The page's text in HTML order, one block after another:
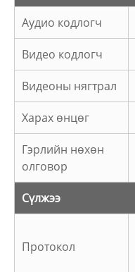
Аудио кодлогч
Видео кодлогч
Видеоны нягтрал
Харах өнцөг
Гэрлийн нөхөн
олговор
Сүлжээ
Протокол